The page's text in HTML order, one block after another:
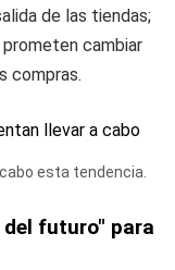
de las tiendas;
cambiar
compras.
esta tendencia.
futuro" para